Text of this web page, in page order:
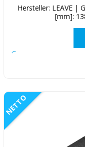
Hersteller: LEAVE |
[mm]:
NETTO